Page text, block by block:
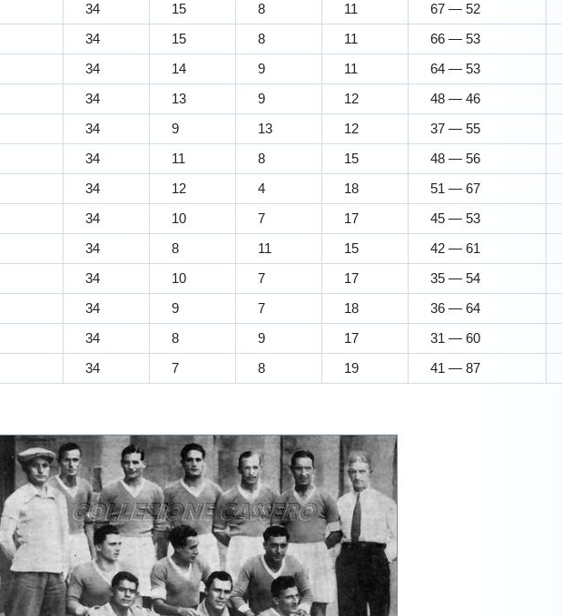
34 15 8 11 67 — 52
34 15 8 11 66 — 53
34 14 9 11 64 — 53
34 13 9 12 48 — 46
34 9 13 12 37 — 55
34 11 8 15 48 — 56
34 12 4 18 51 — 67
34 10 7 17 45 — 53
34 8 11 15 42 — 61
34 10 7 17 35 — 54
34 9 7 18 36 — 64
34 8 9 17 31 — 60
34 7 8 19 41 — 87